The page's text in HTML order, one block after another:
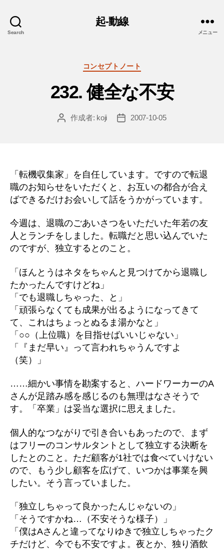
Search
起-動線
メニュー
カ
ゴ
リ
コンセプトノート
232. 健全な不安
投
作成者: koji
投
2007-10-05
「転機収集家」を自任しています。ですので転退
職のお知らせをいただくと、お互いの都合が合え
ばできるだけお会いして話をうかがっています。
今週は、退職のごあいさつをいただいた年若の友
人とランチをしました。転職だと思い込んでいた
のですが、独立するとのこと。
「ほんとうはネタをちゃんと見つけてから退職し
たかったんですけどね」
「でも退職しちゃった、と」
「頑張らなくても成果が出るようになってきて
て、これはちょっとぬるま湯かなと」
「○○（上位職）を目指せばいいじゃない」
「『まだ早い』って言われちゃうんですよ
（笑）」
……細かい事情を勘案すると、ハードワーカーのA
さんが足踏み感を感じるのも無理はなさそうで
す。「卒業」は妥当な選択に思えました。
個人的なつながりで引き合いもあったので、まず
はフリーのコンサルタントとして独立する決断を
したとのこと。ただ顧客が1社では食べていけない
ので、もう少し顧客を広げて、いつかは事業を興
したい。そう言っていました。
「独立しちゃって良かったんじゃないの」
「そうですかね…（不安そうな様子）」
「僕はAさんと違ってなりゆきで独立しちゃったク
チだけど、今でも不安ですよ。夜とか、独り酒飲